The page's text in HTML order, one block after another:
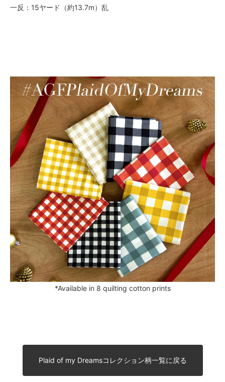
一反：15ヤード（約13.7m）乱
*Available in 8 quilting cotton prints
Plaid of my Dreamsコレクション柄一覧に戻る